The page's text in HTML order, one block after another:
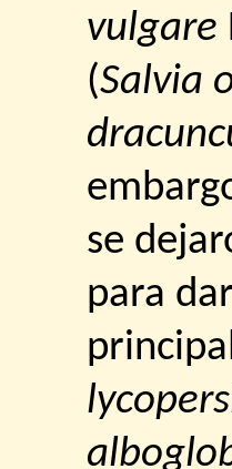
vulgare
(Salvia
se
para